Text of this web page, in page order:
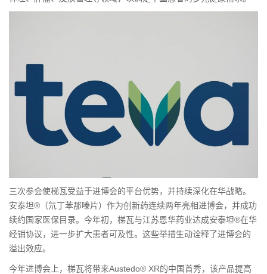
三次参会使梯瓦受益于进博会的平台优势，并持续深化在华战略。
安泰坦®（氘丁苯那嗪片）作为创新药连续两年亮相进博会，并成功
续约国家医保目录。今年初，梯瓦与江苏恩华药业达成安泰坦®在华
经销协议，进一步扩大患者可及性。这些举措生动诠释了进博会的
溢出效应。
今年进博会上，梯瓦将带来Austedo® XR的中国首秀，该产品提高